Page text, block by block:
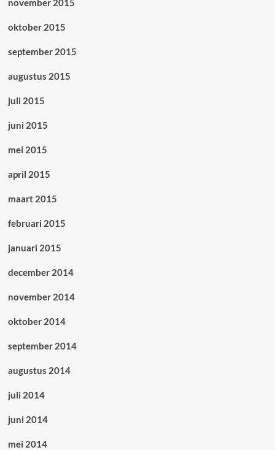
november 2015
oktober 2015
september 2015
augustus 2015
juli 2015
juni 2015
mei 2015
april 2015
maart 2015
februari 2015
januari 2015
december 2014
november 2014
oktober 2014
september 2014
augustus 2014
juli 2014
juni 2014
mei 2014